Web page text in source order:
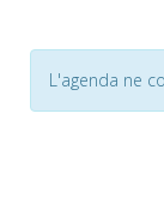
L'agenda ne